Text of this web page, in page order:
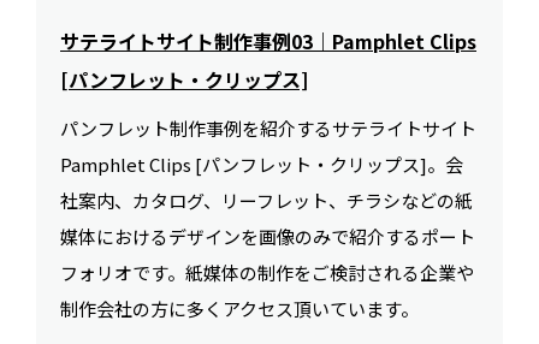
サテライトサイト制作事例03｜Pamphlet Clips
[パンフレット・クリップス]
パンフレット制作事例を紹介するサテライトサイト
Pamphlet Clips [パンフレット・クリップス]。会
社案内、カタログ、リーフレット、チラシなどの紙
媒体におけるデザインを画像のみで紹介するポート
フォリオです。紙媒体の制作をご検討される企業や
制作会社の方に多くアクセス頂いています。